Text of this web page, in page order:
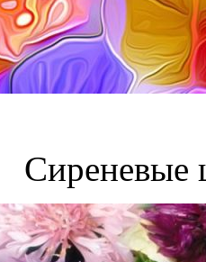
Сиреневые